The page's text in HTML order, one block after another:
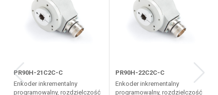
PR90H-21C2C-C
Enkoder inkrementalny
programowalny, rozdzielczość
PR90H-22C2C-C
Enkoder inkrementalny
programowalny, rozdzielczość